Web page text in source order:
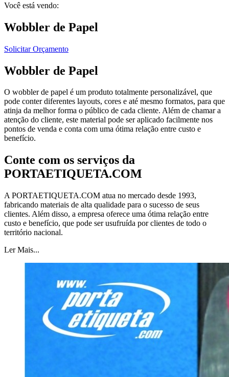
Você está vendo:
Wobbler de Papel
Solicitar Orçamento
Wobbler de Papel
O wobbler de papel é um produto totalmente personalizável, que
pode conter diferentes layouts, cores e até mesmo formatos, para que
atinja da melhor forma o público de cada cliente. Além de chamar a
atenção do cliente, este material pode ser aplicado facilmente nos
pontos de venda e conta com uma ótima relação entre custo e
benefício.
Conte com os serviços da
PORTAETIQUETA.COM
A PORTAETIQUETA.COM atua no mercado desde 1993,
fabricando materiais de alta qualidade para o sucesso de seus
clientes. Além disso, a empresa oferece uma ótima relação entre
custo e benefício, que pode ser usufruída por clientes de todo o
território nacional.
Ler Mais...